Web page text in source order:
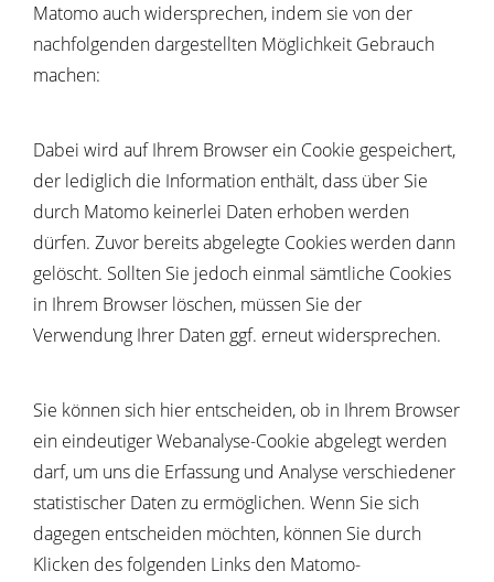
Matomo auch widersprechen, indem sie von der
nachfolgenden dargestellten Möglichkeit Gebrauch
machen:
Dabei wird auf Ihrem Browser ein Cookie gespeichert,
der lediglich die Information enthält, dass über Sie
durch Matomo keinerlei Daten erhoben werden
dürfen. Zuvor bereits abgelegte Cookies werden dann
gelöscht. Sollten Sie jedoch einmal sämtliche Cookies
in Ihrem Browser löschen, müssen Sie der
Verwendung Ihrer Daten ggf. erneut widersprechen.
Sie können sich hier entscheiden, ob in Ihrem Browser
ein eindeutiger Webanalyse-Cookie abgelegt werden
darf, um uns die Erfassung und Analyse verschiedener
statistischer Daten zu ermöglichen. Wenn Sie sich
dagegen entscheiden möchten, können Sie durch
Klicken des folgenden Links den Matomo-